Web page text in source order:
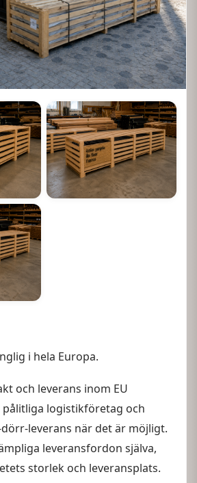
i hela Europa.
och leverans inom EU
logistikföretag och
leverans när det är möjligt.
leveransfordon själva,
storlek och leveransplats.